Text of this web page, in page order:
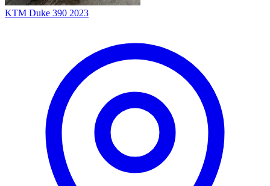
KTM Duke 390 2023